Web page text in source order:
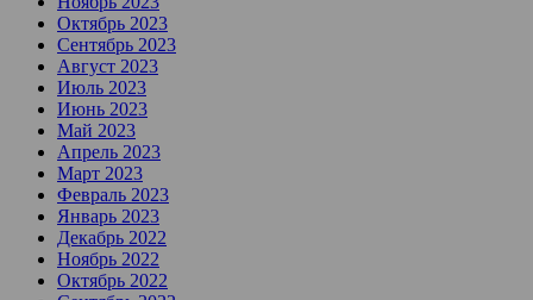
Октябрь 2023
Сентябрь 2023
Август 2023
Июль 2023
Июнь 2023
Май 2023
Апрель 2023
Март 2023
Февраль 2023
Январь 2023
Декабрь 2022
Ноябрь 2022
Октябрь 2022